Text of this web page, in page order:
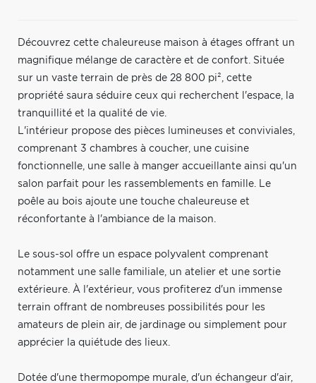
Découvrez cette chaleureuse maison à étages offrant un
magnifique mélange de caractère et de confort. Située
sur un vaste terrain de près de 28 800 pi², cette
propriété saura séduire ceux qui recherchent l'espace, la
tranquillité et la qualité de vie.
L'intérieur propose des pièces lumineuses et conviviales,
comprenant 3 chambres à coucher, une cuisine
fonctionnelle, une salle à manger accueillante ainsi qu'un
salon parfait pour les rassemblements en famille. Le
poêle au bois ajoute une touche chaleureuse et
réconfortante à l'ambiance de la maison.
Le sous-sol offre un espace polyvalent comprenant
notamment une salle familiale, un atelier et une sortie
extérieure. À l'extérieur, vous profiterez d'un immense
terrain offrant de nombreuses possibilités pour les
amateurs de plein air, de jardinage ou simplement pour
apprécier la quiétude des lieux.
Dotée d'une thermopompe murale, d'un échangeur d'air,